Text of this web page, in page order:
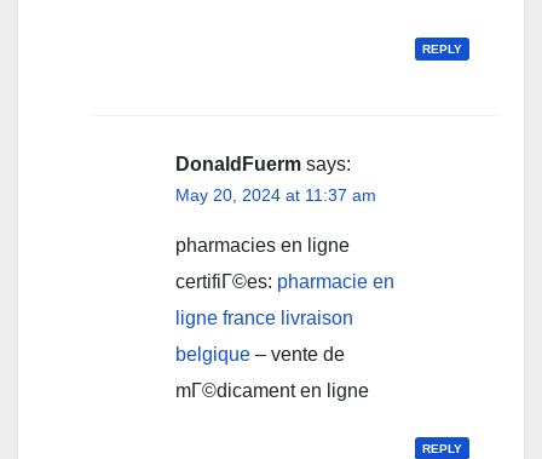
REPLY
DonaldFuerm says:
May 20, 2024 at 11:37 am
pharmacies en ligne
certifiГ©es: pharmacie en
ligne france livraison
belgique – vente de
mГ©dicament en ligne
REPLY